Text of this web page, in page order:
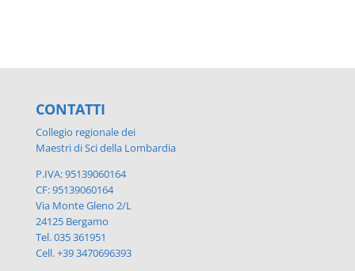
CONTATTI
Collegio regionale dei
Maestri di Sci della Lombardia
P.IVA: 95139060164
CF: 95139060164
Via Monte Gleno 2/L
24125 Bergamo
Tel. 035 361951
Cell. +39 3470696393